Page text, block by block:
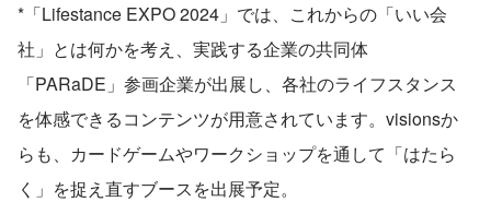
*「Lifestance EXPO 2024」では、これからの「いい会
社」とは何かを考え、実践する企業の共同体
「PARaDE」参画企業が出展し、各社のライフスタンス
を体感できるコンテンツが用意されています。visionsか
らも、カードゲームやワークショップを通して「はたら
く」を捉え直すブースを出展予定。